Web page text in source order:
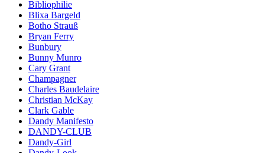
Bibliophilie
Blixa Bargeld
Botho Strauß
Bryan Ferry
Bunbury
Bunny Munro
Cary Grant
Champagner
Charles Baudelaire
Christian McKay
Clark Gable
Dandy Manifesto
DANDY-CLUB
Dandy-Girl